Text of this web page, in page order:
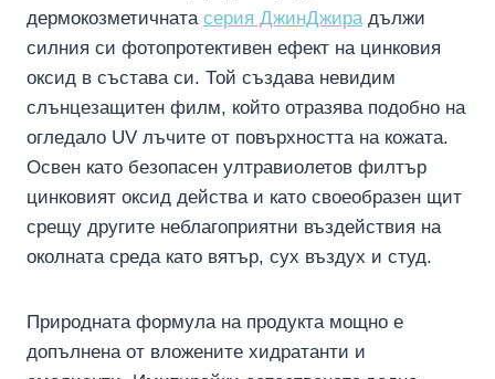
дермокозметичната серия ДжинДжира дължи
силния си фотопротективен ефект на цинковия
оксид в състава си. Той създава невидим
слънцезащитен филм, който отразява подобно на
огледало UV лъчите от повърхността на кожата.
Освен като безопасен ултравиолетов филтър
цинковият оксид действа и като своеобразен щит
срещу другите неблагоприятни въздействия на
околната среда като вятър, сух въздух и студ.
Природната формула на продукта мощно е
допълнена от вложените хидратанти и